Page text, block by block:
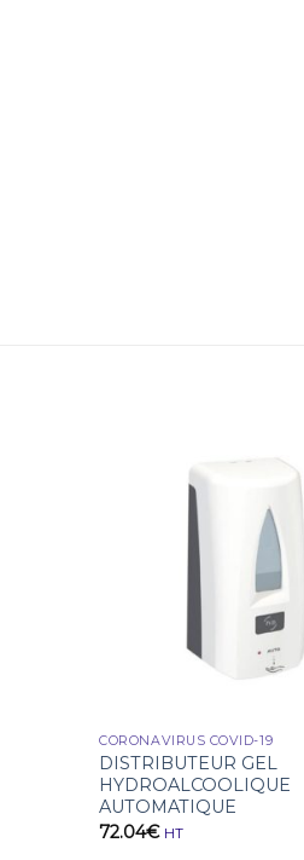
CORONAVIRUS COVID-19
DISTRIBUTEUR GEL
HYDROALCOOLIQUE
AUTOMATIQUE
72.04€ HT